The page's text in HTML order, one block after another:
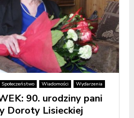
Społeczeństwo Wiadomości Wydarzenia
90. urodziny pani
Doroty Lisieckiej